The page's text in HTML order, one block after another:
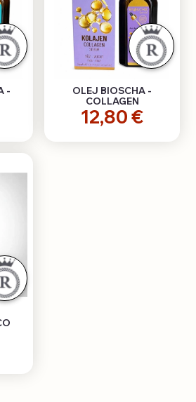
-
OLEJ BIOSCHA -
COLLAGEN
12,80 €